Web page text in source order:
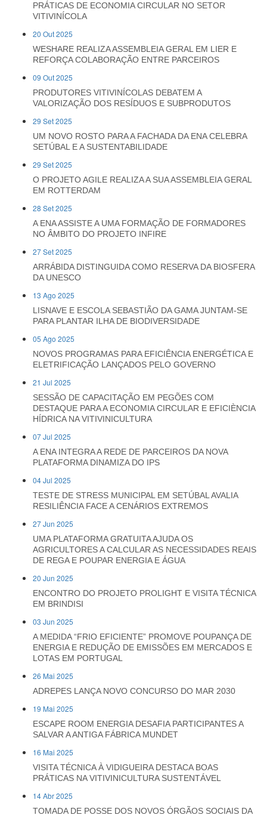
PRÁTICAS DE ECONOMIA CIRCULAR NO SETOR
VITIVINÍCOLA
20 Out 2025
WESHARE REALIZA ASSEMBLEIA GERAL EM LIER E
REFORÇA COLABORAÇÃO ENTRE PARCEIROS
09 Out 2025
PRODUTORES VITIVINÍCOLAS DEBATEM A
VALORIZAÇÃO DOS RESÍDUOS E SUBPRODUTOS
29 Set 2025
UM NOVO ROSTO PARA A FACHADA DA ENA CELEBRA
SETÚBAL E A SUSTENTABILIDADE
29 Set 2025
O PROJETO AGILE REALIZA A SUA ASSEMBLEIA GERAL
EM ROTTERDAM
28 Set 2025
A ENA ASSISTE A UMA FORMAÇÃO DE FORMADORES
NO ÂMBITO DO PROJETO INFIRE
27 Set 2025
ARRÁBIDA DISTINGUIDA COMO RESERVA DA BIOSFERA
DA UNESCO
13 Ago 2025
LISNAVE E ESCOLA SEBASTIÃO DA GAMA JUNTAM-SE
PARA PLANTAR ILHA DE BIODIVERSIDADE
05 Ago 2025
NOVOS PROGRAMAS PARA EFICIÊNCIA ENERGÉTICA E
ELETRIFICAÇÃO LANÇADOS PELO GOVERNO
21 Jul 2025
SESSÃO DE CAPACITAÇÃO EM PEGÕES COM
DESTAQUE PARA A ECONOMIA CIRCULAR E EFICIÈNCIA
HÍDRICA NA VITIVINICULTURA
07 Jul 2025
A ENA INTEGRA A REDE DE PARCEIROS DA NOVA
PLATAFORMA DINAMIZA DO IPS
04 Jul 2025
TESTE DE STRESS MUNICIPAL EM SETÚBAL AVALIA
RESILIÊNCIA FACE A CENÁRIOS EXTREMOS
27 Jun 2025
UMA PLATAFORMA GRATUITA AJUDA OS
AGRICULTORES A CALCULAR AS NECESSIDADES REAIS
DE REGA E POUPAR ENERGIA E ÁGUA
20 Jun 2025
ENCONTRO DO PROJETO PROLIGHT E VISITA TÉCNICA
EM BRINDISI
03 Jun 2025
A MEDIDA “FRIO EFICIENTE” PROMOVE POUPANÇA DE
ENERGIA E REDUÇÃO DE EMISSÕES EM MERCADOS E
LOTAS EM PORTUGAL
26 Mai 2025
ADREPES LANÇA NOVO CONCURSO DO MAR 2030
19 Mai 2025
ESCAPE ROOM ENERGIA DESAFIA PARTICIPANTES A
SALVAR A ANTIGA FÁBRICA MUNDET
16 Mai 2025
VISITA TÉCNICA À VIDIGUEIRA DESTACA BOAS
PRÁTICAS NA VITIVINICULTURA SUSTENTÁVEL
14 Abr 2025
TOMADA DE POSSE DOS NOVOS ÓRGÃOS SOCIAIS DA